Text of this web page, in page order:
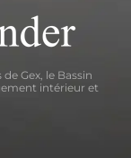
Gex, le Bassin
intérieur et